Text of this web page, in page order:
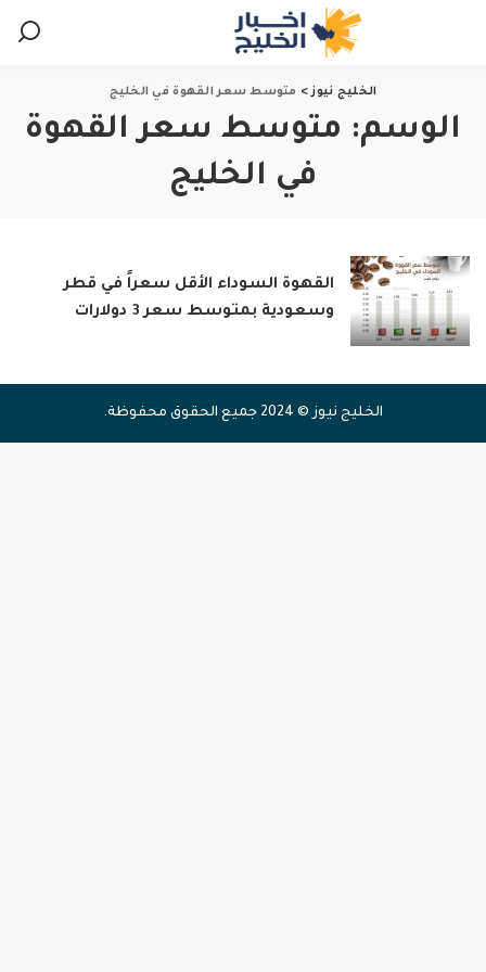
الخليج نيوز> متوسط سعر القهوة في الخليج
الوسم: متوسط سعر القهوة
في الخليج
القهوة السوداء الأقل سعراً في قطر
وسعودية بمتوسط سعر 3 دولارات
الخليج نيوز © 2024 جميع الحقوق محفوظة.